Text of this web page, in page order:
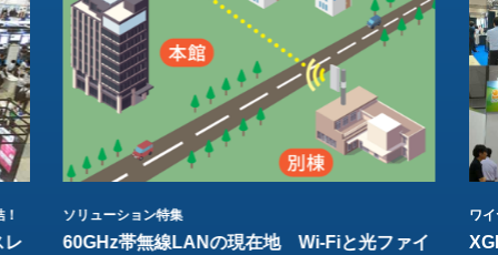
レ
ソリューション特集
60GHz帯無線LANの現在地 Wi-Fiと光ファイ
ワ